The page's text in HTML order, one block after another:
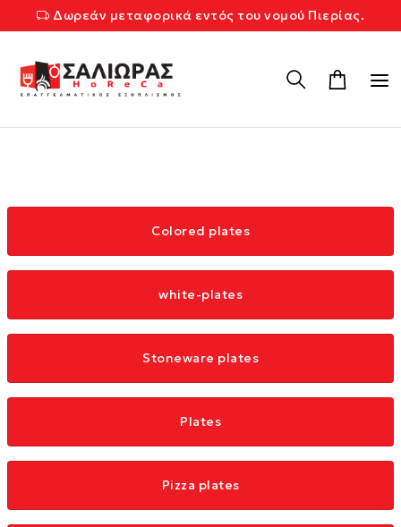
Δωρεάν μεταφορικά εντός του νομού Πιερίας.
Colored plates
white-plates
Stoneware plates
Plates
Pizza plates